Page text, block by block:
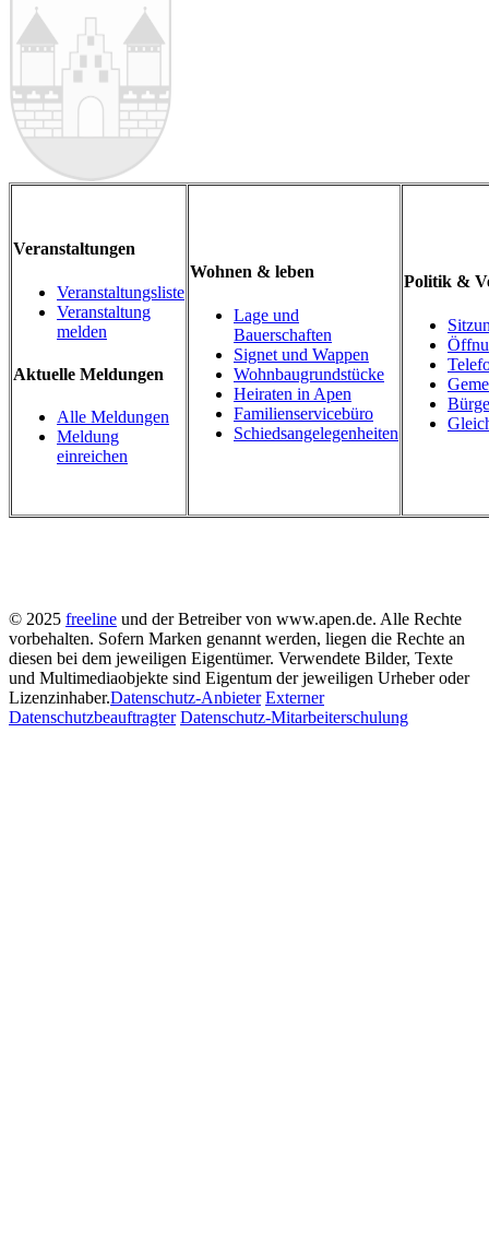
Veranstaltungen
Veranstaltungsliste
Veranstaltung
melden
Aktuelle Meldungen
Alle Meldungen
Meldung
einreichen
Wohnen & leben
Lage und
Bauerschaften
Signet und Wappen
Wohnbaugrundstücke
Heiraten in Apen
Familienservicebüro
Schiedsangelegenheiten
Politik &
© 2025 freeline und der Betreiber von www.apen.de. Alle Rechte
vorbehalten. Sofern Marken genannt werden, liegen die Rechte an
diesen bei dem jeweiligen Eigentümer. Verwendete Bilder, Texte
und Multimediaobjekte sind Eigentum der jeweiligen Urheber oder
Lizenzinhaber.Datenschutz-Anbieter Externer
Datenschutzbeauftragter Datenschutz-Mitarbeiterschulung